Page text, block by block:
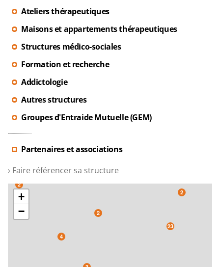
Ateliers thérapeutiques
Maisons et appartements thérapeutiques
Structures médico-sociales
Formation et recherche
Addictologie
Autres structures
Groupes d'Entraide Mutuelle (GEM)
Partenaires et associations
› Faire référencer sa structure
2
23
2
2
4
+
−